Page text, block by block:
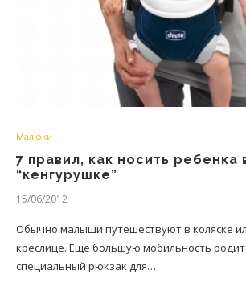
Малюки
7 правил, как носить ребенка
“кенгурушке”
15/06/2012
Обычно малыши путешествуют в коляске
креслице. Еще большую мобильность
специальный рюкзак для…